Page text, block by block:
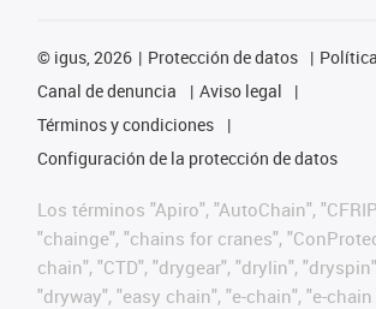
© igus, 2026 Protección de datos
Canal de denuncia
Aviso legal
Términos y condiciones
Configuración de la protección de datos
Los términos "Apiro", "AutoChain",
"chainge", "chains for cranes",
chain", "CTD", "drygear", "drylin",
"dryway", "easy chain", "e-chain", "e-